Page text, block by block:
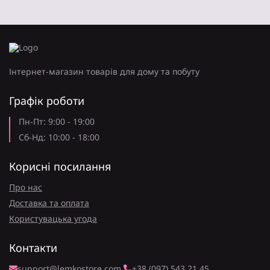
Інтернет-магазин товарів для дому та побуту
Графік роботи
Пн-Пт: 9:00 - 19:00
Сб-Нд: 10:00 - 18:00
Корисні посилання
Про нас
Доставка та оплата
Користувацька угода
Контакти